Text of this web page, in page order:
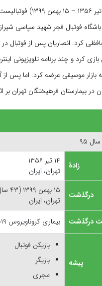
(۱۴ تیر ۱۳۵۶ –
کرد. انصاریان پس از فوتبال
فرهیختگان تهران بر اثر ابتلا
۹۵
زادهٔ
۱۴ تیر ۱۳۵۶
تهران، ایران
درگذشت
۱۵ بهمن ۱۳۹۹ (۴۳ سال)
تهران، ایران
درگذشت
بیماری کروناویروس ۲۰۱۹
پیشه
بازیکن فوتبال
بازیگر
مجری